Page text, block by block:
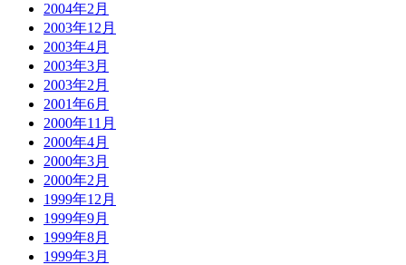
2004年2月
2003年12月
2003年4月
2003年3月
2003年2月
2001年6月
2000年11月
2000年4月
2000年3月
2000年2月
1999年12月
1999年9月
1999年8月
1999年3月